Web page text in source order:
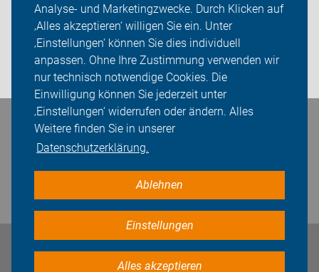
Analyse- und Marketingzwecke. Durch Klicken auf
‚Alles akzeptieren‘ willigen Sie ein. Unter
‚Einstellungen‘ können Sie dies individuell
anpassen. Ohne Ihre Zustimmung verwenden wir
nur technisch notwendige Cookies. Die
Einwilligung können Sie jederzeit unter
‚Einstellungen‘ widerrufen oder ändern. Alles
Weitere finden Sie in unserer
Datenschutzerklärung.
Ablehnen
Einstellungen
Alles akzeptieren
Sei dabei
Presse
Login
Bleiben Sie in Kontakt